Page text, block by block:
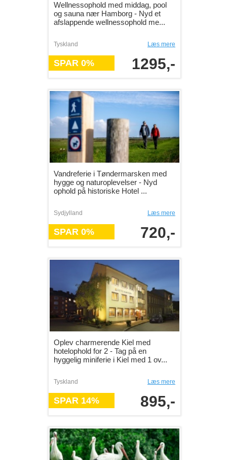
Wellnessophold med middag, pool
og sauna nær Hamborg - Nyd et
afslappende wellnessophold me...
Tyskland Læs mere
SPAR 0% 1295,-
Vandreferie i Tøndermarsken med
hygge og naturoplevelser - Nyd
ophold på historiske Hotel ...
Sydjylland Læs mere
SPAR 0% 720,-
Oplev charmerende Kiel med
hotelophold for 2 - Tag på en
hyggelig miniferie i Kiel med 1 ov...
Tyskland Læs mere
SPAR 14% 895,-